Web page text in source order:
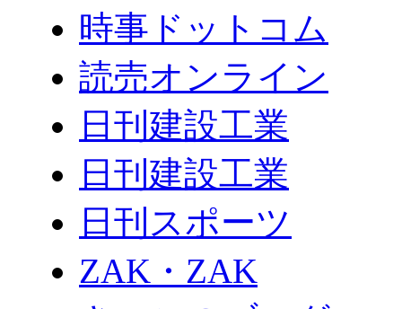
時事ドットコム
読売オンライン
日刊建設工業
日刊建設工業
日刊スポーツ
ZAK・ZAK